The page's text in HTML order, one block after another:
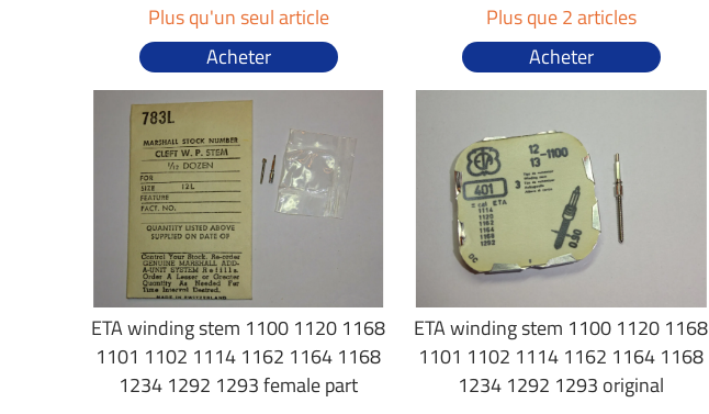
Plus qu'un seul article
Acheter
Plus que 2 articles
Acheter
ETA winding stem 1100 1120 1168
1101 1102 1114 1162 1164 1168
1234 1292 1293 female part
ETA winding stem 1100 1120 1168
1101 1102 1114 1162 1164 1168
1234 1292 1293 original